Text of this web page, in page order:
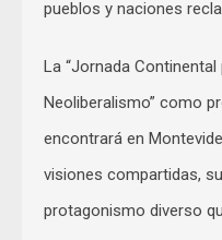
pueblos y naciones
La “Jornada
Neoliberalismo” como
encontrará en
visiones compartidas,
protagonismo diverso